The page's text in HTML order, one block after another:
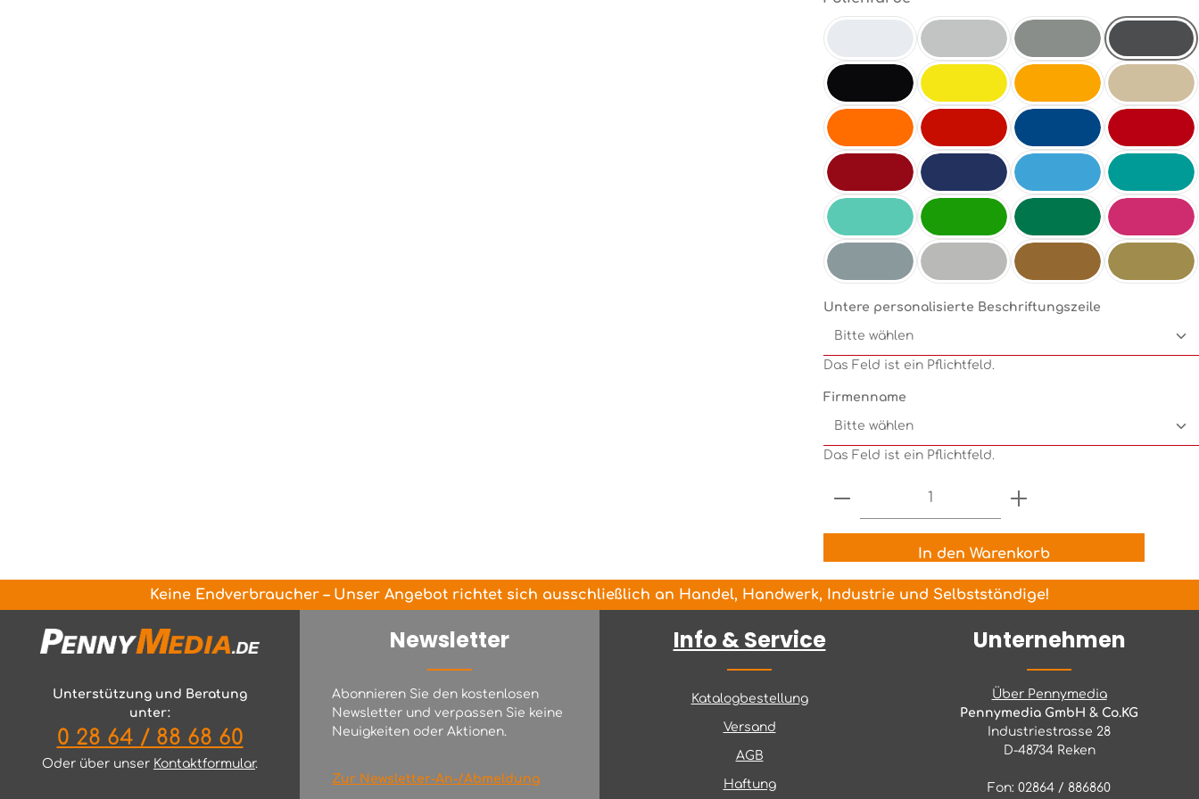
Weiß Hellgrau Mittelgrau Antrazit
Schwarz Schwefelgelb Goldgelb Beige
Orange Hellrot Enzianblau Rot
Dunkelrot Dunkelblau Electricblue Türkis
Mint Electricgreen Grün Pink
Untere personalisierte Beschriftungszeile
Das Feld ist ein Pflichtfeld.
Firmenname
Das Feld ist ein Pflichtfeld.
Produkt Anzahl: Gib den
In den Warenkorb
Keine Endverbraucher – Unser Angebot richtet sich ausschließlich an Handel, Handwerk, Industrie und Selbstständige!
Unterstützung und Beratung
unter:
0 28 64 / 88 68 60
Oder über unser Kontaktformular.
Newsletter
Abonnieren Sie den kostenlosen
Newsletter und verpassen Sie keine
Neuigkeiten oder Aktionen.
Zur Newsletter-An-/Abmeldung
Info & Service
Katalogbestellung
Versand
AGB
Haftung
Unternehmen
Über Pennymedia
Pennymedia GmbH & Co.KG
Industriestrasse 28
D-48734 Reken
Fon: 02864 / 886860